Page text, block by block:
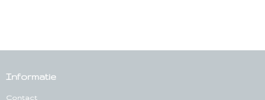
Informatie
Contact